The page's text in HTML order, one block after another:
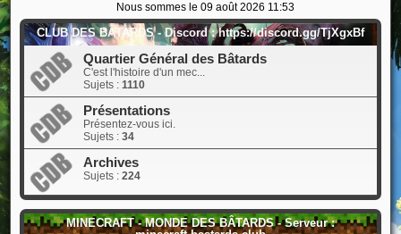
Nous sommes le 09 août 2026 11:53
CLUB DES BÂTARDS - Discord : https://discord.gg/TjXgxBf
Quartier Général des Bâtards
C'est l'histoire d'un mec...
Sujets : 1110
Présentations
Présentez-vous ici.
Sujets : 34
Archives
Sujets : 224
MINECRAFT - MONDE DES BÂTARDS - Serveur :